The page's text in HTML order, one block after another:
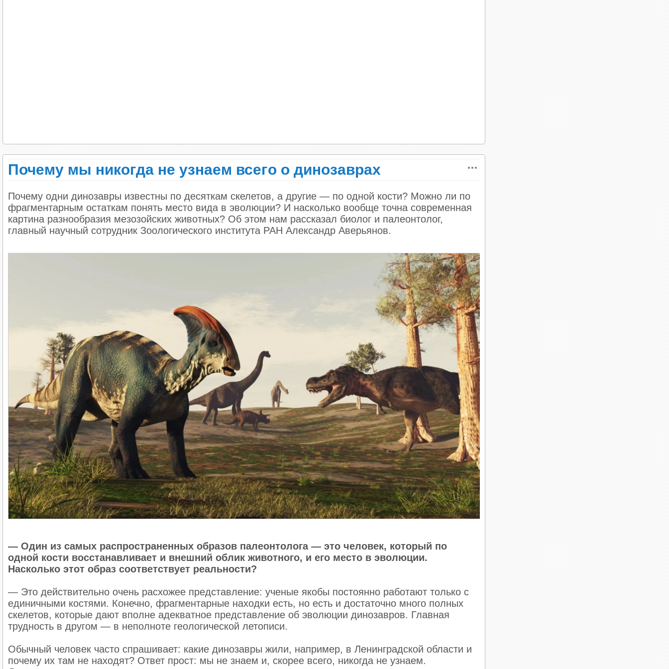
Как понять, что вас чрезмерно опекали родители?
Есть несколько родительских фраз, которые могут быть маркерами гиперопеки:
Что бы ты без меня делал?
Дай я лучше сама.
Ну-ка стой, слезай, не делай — это опасно!
Надень шапку, застегни куртку, а то замёрзнешь и заболеешь!
Я лучше знаю.
Почему мы никогда не узнаем всего о динозаврах
Почему одни динозавры известны по десяткам скелетов, а другие — по одной кости? Можно ли по
фрагментарным остаткам понять место вида в эволюции? И насколько вообще точна современная
картина разнообразия мезозойских животных? Об этом нам рассказал биолог и палеонтолог,
главный научный сотрудник Зоологического института РАН Александр Аверьянов.
— Один из самых распространенных образов палеонтолога — это человек, который по
одной кости восстанавливает и внешний облик животного, и его место в эволюции.
Насколько этот образ соответствует реальности?
— Это действительно очень расхожее представление: ученые якобы постоянно работают только с
единичными костями. Конечно, фрагментарные находки есть, но есть и достаточно много полных
скелетов, которые дают вполне адекватное представление об эволюции динозавров. Главная
трудность в другом — в неполноте геологической летописи.
Обычный человек часто спрашивает: какие динозавры жили, например, в Ленинградской области и
почему их там не находят? Ответ прост: мы не знаем и, скорее всего, никогда не узнаем.